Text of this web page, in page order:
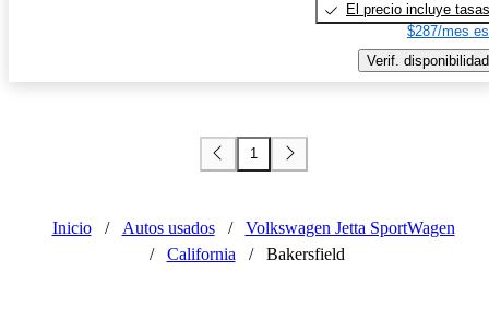
El precio incluye tasas
$287/mes
Verif. disponibilidad
1
Inicio / Autos usados /
Volkswagen Jetta SportWagen
/
California / Bakersfield